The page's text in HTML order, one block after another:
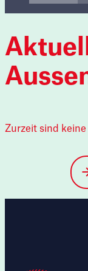
Zurzeit sind